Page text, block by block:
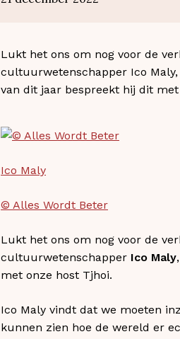
Lukt het ons om nog voor de
cultuurwetenschapper Ico
van dit jaar bespreekt hij dit
Ico Maly
© Alles Wordt Beter
Lukt het ons om nog voor de
cultuurwetenschapper Ico Maly
met onze host Tjhoi.
Ico Maly vindt dat we moeten
kunnen zien hoe de wereld er